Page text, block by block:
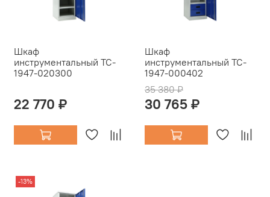
Шкаф
инструментальный TC-
1947-020300
22 770 ₽
Шкаф
инструментальный TC-
1947-000402
35 380 ₽
30 765 ₽
-13%